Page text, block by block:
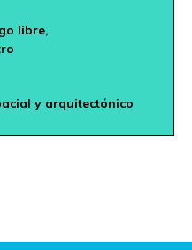
libre,
y arquitectónico